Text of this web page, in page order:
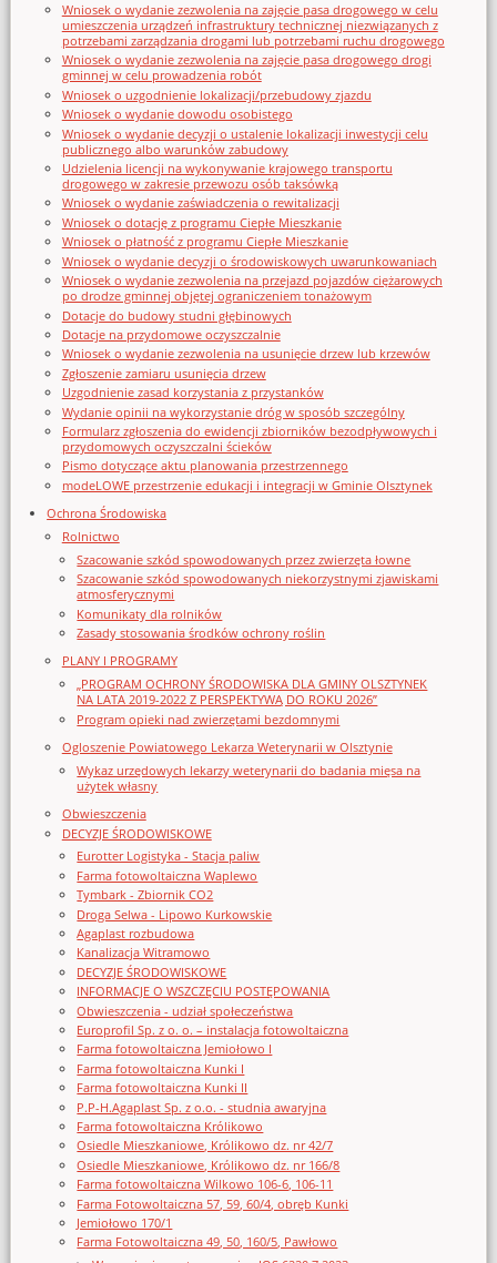
Wniosek o wydanie zezwolenia na zajęcie pasa drogowego w celu
umieszczenia urządzeń infrastruktury technicznej niezwiązanych z
potrzebami zarządzania drogami lub potrzebami ruchu drogowego
Wniosek o wydanie zezwolenia na zajęcie pasa drogowego drogi
gminnej w celu prowadzenia robót
Wniosek o uzgodnienie lokalizacji/przebudowy zjazdu
Wniosek o wydanie dowodu osobistego
Wniosek o wydanie decyzji o ustalenie lokalizacji inwestycji celu
publicznego albo warunków zabudowy
Udzielenia licencji na wykonywanie krajowego transportu
drogowego w zakresie przewozu osób taksówką
Wniosek o wydanie zaświadczenia o rewitalizacji
Wniosek o dotację z programu Ciepłe Mieszkanie
Wniosek o płatność z programu Ciepłe Mieszkanie
Wniosek o wydanie decyzji o środowiskowych uwarunkowaniach
Wniosek o wydanie zezwolenia na przejazd pojazdów ciężarowych
po drodze gminnej objętej ograniczeniem tonażowym
Dotacje do budowy studni głębinowych
Dotacje na przydomowe oczyszczalnie
Wniosek o wydanie zezwolenia na usunięcie drzew lub krzewów
Zgłoszenie zamiaru usunięcia drzew
Uzgodnienie zasad korzystania z przystanków
Wydanie opinii na wykorzystanie dróg w sposób szczególny
Formularz zgłoszenia do ewidencji zbiorników bezodpływowych i
przydomowych oczyszczalni ścieków
Pismo dotyczące aktu planowania przestrzennego
modeLOWE przestrzenie edukacji i integracji w Gminie Olsztynek
Ochrona Środowiska
Rolnictwo
Szacowanie szkód spowodowanych przez zwierzęta łowne
Szacowanie szkód spowodowanych niekorzystnymi zjawiskami
atmosferycznymi
Komunikaty dla rolników
Zasady stosowania środków ochrony roślin
PLANY I PROGRAMY
„PROGRAM OCHRONY ŚRODOWISKA DLA GMINY OLSZTYNEK
NA LATA 2019-2022 Z PERSPEKTYWĄ DO ROKU 2026”
Program opieki nad zwierzętami bezdomnymi
Ogloszenie Powiatowego Lekarza Weterynarii w Olsztynie
Wykaz urzędowych lekarzy weterynarii do badania mięsa na
użytek własny
Obwieszczenia
DECYZJE ŚRODOWISKOWE
Eurotter Logistyka - Stacja paliw
Farma fotowoltaiczna Waplewo
Tymbark - Zbiornik CO2
Droga Selwa - Lipowo Kurkowskie
Agaplast rozbudowa
Kanalizacja Witramowo
DECYZJE ŚRODOWISKOWE
INFORMACJE O WSZCZĘCIU POSTĘPOWANIA
Obwieszczenia - udział społeczeństwa
Europrofil Sp. z o. o. – instalacja fotowoltaiczna
Farma fotowoltaiczna Jemiołowo I
Farma fotowoltaiczna Kunki I
Farma fotowoltaiczna Kunki II
P.P-H.Agaplast Sp. z o.o. - studnia awaryjna
Farma fotowoltaiczna Królikowo
Osiedle Mieszkaniowe, Królikowo dz. nr 42/7
Osiedle Mieszkaniowe, Królikowo dz. nr 166/8
Farma fotowoltaiczna Wilkowo 106-6, 106-11
Farma Fotowoltaiczna 57, 59, 60/4, obręb Kunki
Jemiołowo 170/1
Farma Fotowoltaiczna 49, 50, 160/5, Pawłowo